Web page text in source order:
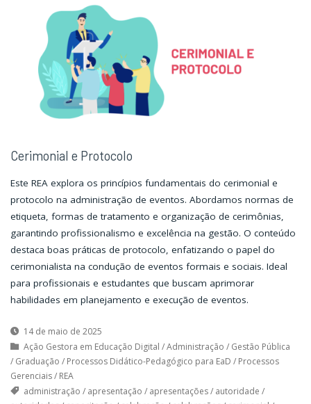
Cerimonial e Protocolo
Este REA explora os princípios fundamentais do cerimonial e
protocolo na administração de eventos. Abordamos normas de
etiqueta, formas de tratamento e organização de cerimônias,
garantindo profissionalismo e excelência na gestão. O conteúdo
destaca boas práticas de protocolo, enfatizando o papel do
cerimonialista na condução de eventos formais e sociais. Ideal
para profissionais e estudantes que buscam aprimorar
habilidades em planejamento e execução de eventos.
14 de maio de 2025
Ação Gestora em Educação Digital /Administração / Gestão Pública
/ Graduação / Processos Didático-Pedagógico para EaD / Processos
Gerenciais/ REA
administração / apresentação / apresentações/ autoridade /